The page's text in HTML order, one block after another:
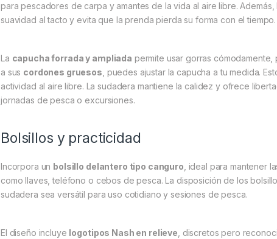
para pescadores de carpa y amantes de la vida al aire libre.
suavidad al tacto y evita que la prenda pierda su forma con el tiempo.
La capucha forrada y ampliada permite usar gorras
a sus cordones gruesos , puedes ajustar la capucha a tu medida.
actividad al aire libre. La sudadera mantiene la calidez y ofrece
jornadas de pesca o excursiones.
Bolsillos y practicidad
Incorpora un bolsillo delantero tipo canguro , ideal para mantener
como llaves, teléfono o cebos de pesca. La disposición de los
sudadera sea versátil para uso cotidiano y sesiones de pesca.
El diseño incluye logotipos Nash en relieve , discretos pero